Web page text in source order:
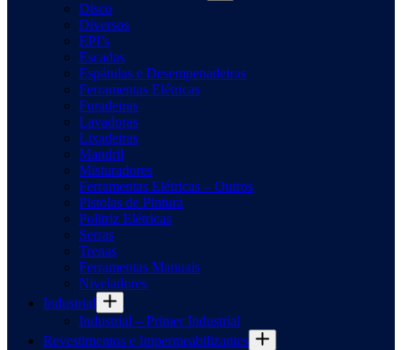
Disco
Diversos
EPI’s
Escadas
Espátulas e Desempenadeiras
Ferramentas Elétricas
Furadeiras
Lavadoras
Lixadeiras
Mandril
Misturadores
Ferramentas Elétricas – Outros
Pistolas de Pintura
Politriz Elétricas
Serras
Trenas
Ferramentas Manuais
Niveladores
Industrial
Industrial – Primer Industrial
Revestimentos e Impermeabilizantes